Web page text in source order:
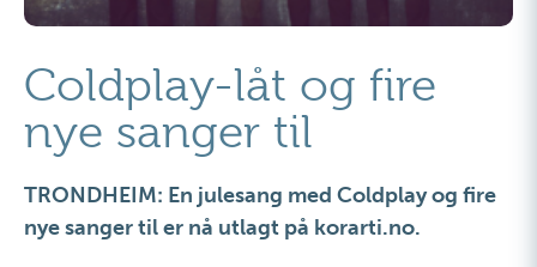
Coldplay-låt og fire
nye sanger til
TRONDHEIM: En julesang med Coldplay og fire
nye sanger til er nå utlagt på korarti.no.